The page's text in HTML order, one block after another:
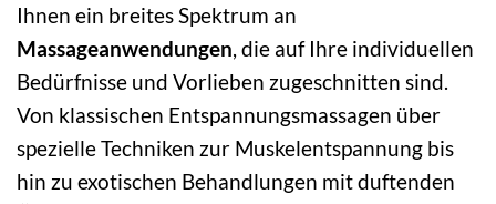
Ihnen ein breites Spektrum an
Massageanwendungen , die auf Ihre individuellen
Bedürfnisse und Vorlieben zugeschnitten sind.
Von klassischen Entspannungsmassagen über
spezielle Techniken zur Muskelentspannung bis
hin zu exotischen Behandlungen mit duftenden